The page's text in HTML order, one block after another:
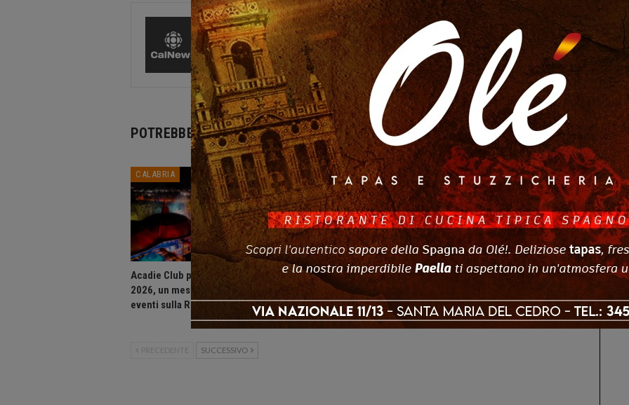
CalNews 27585 Posts 0
Comments
POTREBBE PIACERTI ANCHE Altri Di Autore
CALABRIA
Acadie Club presenta: Agosto
2026, un mese di grandi
eventi sulla Riviera dei Cedri.
CALABRIA
Consiglio regionale della
Calabria approva
assestamento e variazioni
bilancio…
CALABRIA
Praia a Mare: ordinanza anti-
notturne ai minori di 14 anni.
PRECEDENTE SUCCESSIVO